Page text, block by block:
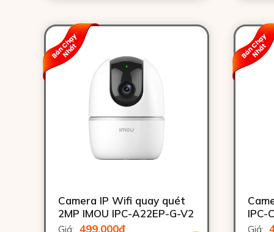
Camera IP Wifi quay quét
2MP IMOU IPC-A22EP-G-V2
Giá: 499.000đ
IPC-
Giá: